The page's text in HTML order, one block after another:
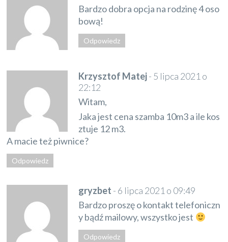
Bardzo dobra opcja na rodzinę 4 oso
bową!
Odpowiedz
Krzysztof Matej- 5 lipca 2021 o
22:12
Witam,
Jaka jest cena szamba 10m3 a ile kos
ztuje 12 m3.
A macie też piwnice?
Odpowiedz
gryzbet - 6 lipca 2021 o 09:49
Bardzo proszę o kontakt telefoniczn
y bądź mailowy, wszystko jest
Odpowiedz